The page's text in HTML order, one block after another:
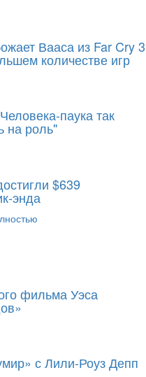
Вааса из Far Cry 3
количестве игр
паука так
на роль"
$639
энда
фильма Уэса
с Лили-Роуз Депп